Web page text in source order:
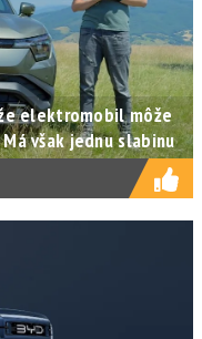
elektromobil môže
však jednu slabinu